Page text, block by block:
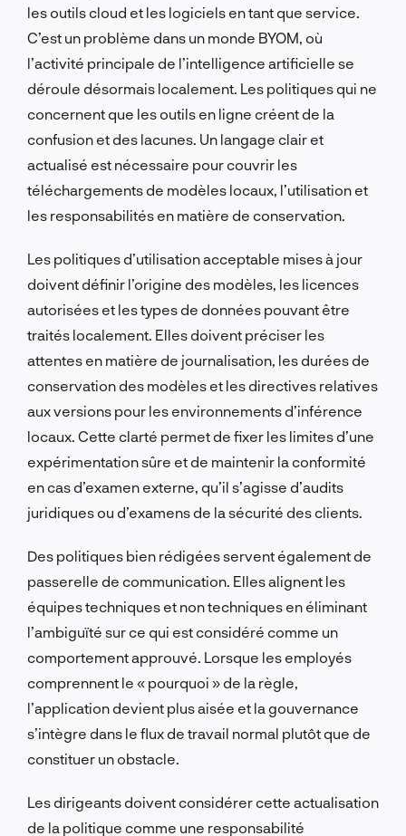
les outils cloud et les logiciels en tant que service.
C’est un problème dans un monde BYOM, où
l’activité principale de l’intelligence artificielle se
déroule désormais localement. Les politiques qui ne
concernent que les outils en ligne créent de la
confusion et des lacunes. Un langage clair et
actualisé est nécessaire pour couvrir les
téléchargements de modèles locaux, l’utilisation et
les responsabilités en matière de conservation.
Les politiques d’utilisation acceptable mises à jour
doivent définir l’origine des modèles, les licences
autorisées et les types de données pouvant être
traités localement. Elles doivent préciser les
attentes en matière de journalisation, les durées de
conservation des modèles et les directives relatives
aux versions pour les environnements d’inférence
locaux. Cette clarté permet de fixer les limites d’une
expérimentation sûre et de maintenir la conformité
en cas d’examen externe, qu’il s’agisse d’audits
juridiques ou d’examens de la sécurité des clients.
Des politiques bien rédigées servent également de
passerelle de communication. Elles alignent les
équipes techniques et non techniques en éliminant
l’ambiguïté sur ce qui est considéré comme un
comportement approuvé. Lorsque les employés
comprennent le « pourquoi » de la règle,
l’application devient plus aisée et la gouvernance
s’intègre dans le flux de travail normal plutôt que de
constituer un obstacle.
Les dirigeants doivent considérer cette actualisation
de la politique comme une responsabilité